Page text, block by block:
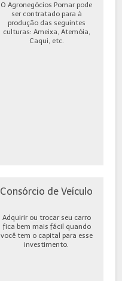
O Agronegócios Pomar pode
ser contratado para à
produção das seguintes
culturas: Ameixa, Atemóia,
Caqui, etc.
Consórcio de Veículo
Adquirir ou trocar seu carro
fica bem mais fácil quando
você tem o capital para esse
investimento.